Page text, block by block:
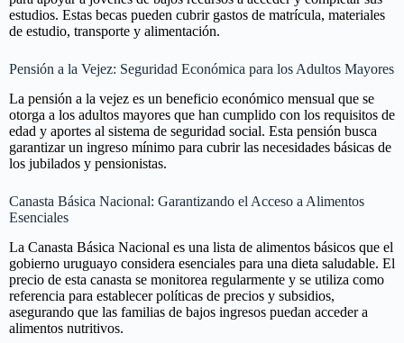
estudios. Estas becas pueden cubrir gastos de matrícula, materiales
de estudio, transporte y alimentación.
Pensión a la Vejez: Seguridad Económica para los Adultos Mayores
La pensión a la vejez es un beneficio económico mensual que se
otorga a los adultos mayores que han cumplido con los requisitos de
edad y aportes al sistema de seguridad social. Esta pensión busca
garantizar un ingreso mínimo para cubrir las necesidades básicas de
los jubilados y pensionistas.
Canasta Básica Nacional: Garantizando el Acceso a Alimentos
Esenciales
La Canasta Básica Nacional es una lista de alimentos básicos que el
gobierno uruguayo considera esenciales para una dieta saludable. El
precio de esta canasta se monitorea regularmente y se utiliza como
referencia para establecer políticas de precios y subsidios,
asegurando que las familias de bajos ingresos puedan acceder a
alimentos nutritivos.